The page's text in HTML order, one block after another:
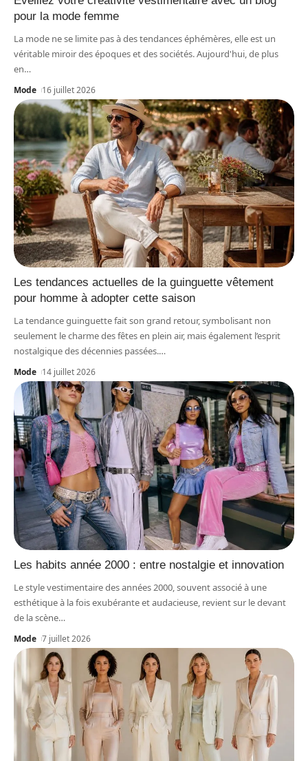
pour la mode femme
La mode ne se limite pas à des tendances éphémères, elle est un
véritable miroir des époques et des sociétés. Aujourd'hui, de plus
en…
Mode 16 juillet 2026
Les tendances actuelles de la guinguette vêtement
pour homme à adopter cette saison
La tendance guinguette fait son grand retour, symbolisant non
seulement le charme des fêtes en plein air, mais également l’esprit
nostalgique des décennies passées.…
Mode 14 juillet 2026
Les habits année 2000 : entre nostalgie et innovation
Le style vestimentaire des années 2000, souvent associé à une
esthétique à la fois exubérante et audacieuse, revient sur le devant
de la scène…
Mode 7 juillet 2026